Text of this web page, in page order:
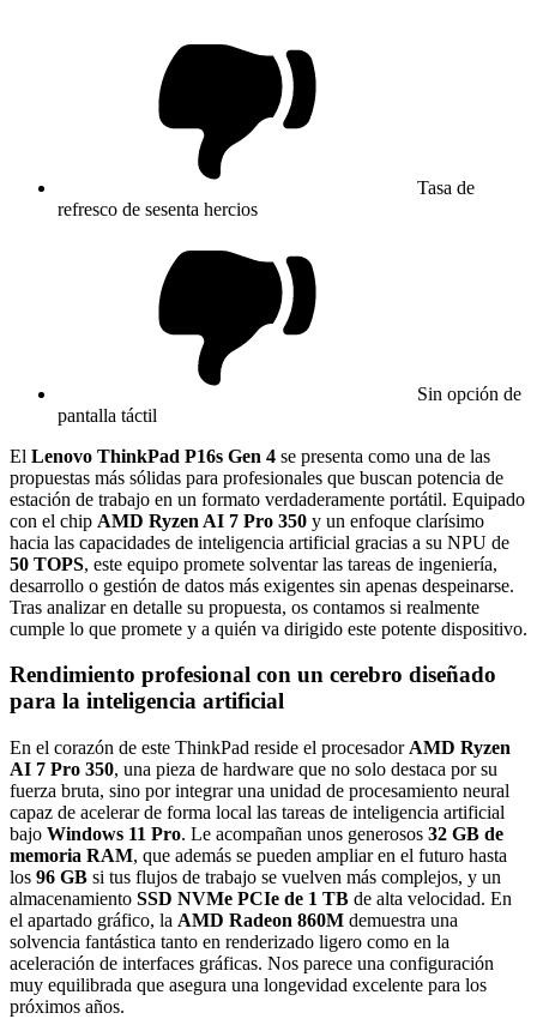
Tasa de
refresco de sesenta hercios
Sin opción de
pantalla táctil
El Lenovo ThinkPad P16s Gen 4 se presenta como una de las
propuestas más sólidas para profesionales que buscan potencia de
estación de trabajo en un formato verdaderamente portátil. Equipado
con el chip AMD Ryzen AI 7 Pro 350 y un enfoque clarísimo
hacia las capacidades de inteligencia artificial gracias a su NPU de
50 TOPS, este equipo promete solventar las tareas de ingeniería,
desarrollo o gestión de datos más exigentes sin apenas despeinarse.
Tras analizar en detalle su propuesta, os contamos si realmente
cumple lo que promete y a quién va dirigido este potente dispositivo.
Rendimiento profesional con un cerebro diseñado
para la inteligencia artificial
En el corazón de este ThinkPad reside el procesador AMD Ryzen
AI 7 Pro 350, una pieza de hardware que no solo destaca por su
fuerza bruta, sino por integrar una unidad de procesamiento neural
capaz de acelerar de forma local las tareas de inteligencia artificial
bajo Windows 11 Pro. Le acompañan unos generosos 32 GB de
memoria RAM, que además se pueden ampliar en el futuro hasta
los 96 GB si tus flujos de trabajo se vuelven más complejos, y un
almacenamiento SSD NVMe PCIe de 1 TB de alta velocidad. En
el apartado gráfico, la AMD Radeon 860M demuestra una
solvencia fantástica tanto en renderizado ligero como en la
aceleración de interfaces gráficas. Nos parece una configuración
muy equilibrada que asegura una longevidad excelente para los
próximos años.